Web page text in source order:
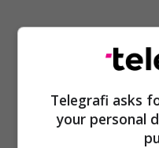
Telegrafi asks
your personal